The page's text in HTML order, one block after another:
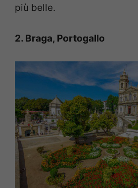
più belle.
2. Braga, Portogallo